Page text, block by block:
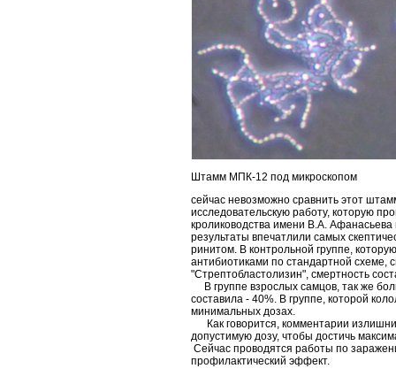
Штамм МПК-12 под микроскопом
сейчас невозможно сравнить этот
исследовательскую работу, которую
кролиководства имени В.А.
результаты впечатлили самых
ринитом. В контрольной группе,
антибиотиками по стандартной схеме,
"Стрептобластолизин", смертность
В группе взрослых самцов, так же
составила - 40%. В группе, которой
минимальных дозах.
Как говорится, комментарии
допустимую дозу, чтобы достичь
Сейчас проводятся работы по
профилактический эффект.